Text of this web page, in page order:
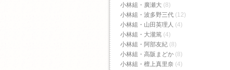
小林組・廣瀬大 (8)
小林組・波多野三代 (12)
小林組・山田英理人 (4)
小林組・大瀧篤 (4)
小林組・阿部友紀 (8)
小林組・高阪まどか (8)
小林組・檀上真里奈 (4)